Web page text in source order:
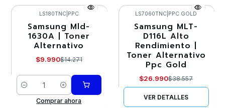
-30%
LS180TNC| PPC
Samsung Mld-
1630A | Toner
Alternativo
$9.990$14.271
Cantidad
Comprar ahora
-30%
Agotado
LS7060TNC PPC GOLD
Samsung MLT-
D116L Alto
Rendimiento |
Toner Alternativo
Ppc Gold
$26.990$38.557
VER DETALLES